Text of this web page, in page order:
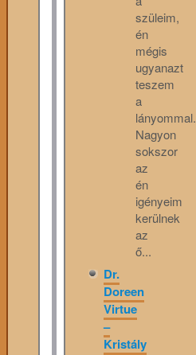
szüleim,
én
mégis
ugyanazt
teszem
a
lányommal.
Nagyon
sokszor
az
én
igényeim
kerülnek
az
ő...
Dr.
Doreen
Virtue
–
Kristály